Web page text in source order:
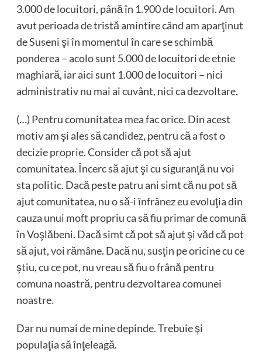
3.000 de locuitori, până în 1.900 de locuitori. Am
avut perioada de tristă amintire când am aparţinut
de Suseni şi în momentul în care se schimbă
ponderea – acolo sunt 5.000 de locuitori de etnie
maghiară, iar aici sunt 1.000 de locuitori – nici
administrativ nu mai ai cuvânt, nici ca dezvoltare.
(…) Pentru comunitatea mea fac orice. Din acest
motiv am şi ales să candidez, pentru că a fost o
decizie proprie. Consider că pot să ajut
comunitatea. Încerc să ajut şi cu siguranţă nu voi
sta politic. Dacă peste patru ani simt că nu pot să
ajut comunitatea, nu o să-i înfrânez eu evoluţia din
cauza unui moft propriu ca să fiu primar de comună
în Voşlăbeni. Dacă simt că pot să ajut şi văd că pot
să ajut, voi rămâne. Dacă nu, susţin pe oricine cu ce
ştiu, cu ce pot, nu vreau să fiu o frână pentru
comuna noastră, pentru dezvoltarea comunei
noastre.
Dar nu numai de mine depinde. Trebuie şi
populaţia să înţeleagă.